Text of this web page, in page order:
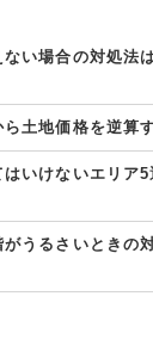
い場合の対処法
土地価格を逆算
いけないエリア
うるさいときの